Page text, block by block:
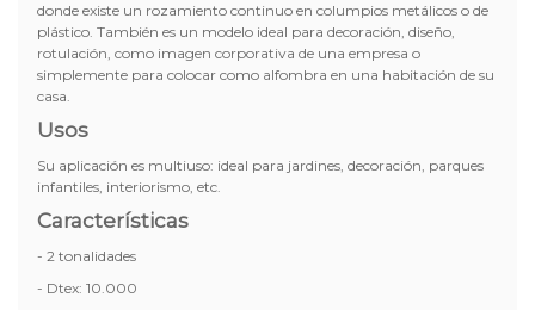
donde existe un rozamiento continuo en columpios metálicos o de
plástico. También es un modelo ideal para decoración, diseño,
rotulación, como imagen corporativa de una empresa o
simplemente para colocar como alfombra en una habitación de su
casa.
Usos
Su aplicación es multiuso: ideal para jardines, decoración, parques
infantiles, interiorismo, etc.
Características
- 2 tonalidades
- Dtex: 10.000